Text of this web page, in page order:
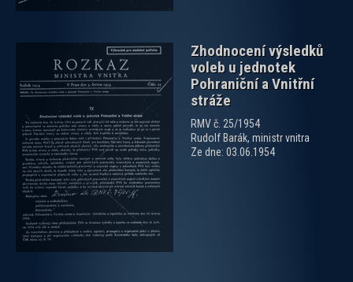
Zhodnocení výsledků
voleb u jednotek
Pohraniční a Vnitřní
stráže
RMV č. 25/1954
Rudolf Barák, ministr vnitra
Ze dne: 03.06.1954
zobrazit PDF dokument